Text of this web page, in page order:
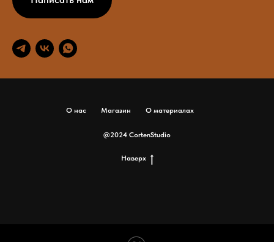
О нас Магазин О материалах
@2024 CortenStudio
Наверх